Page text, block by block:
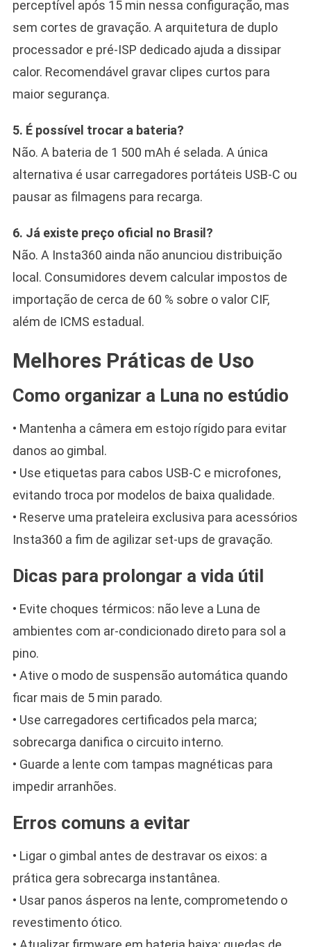
perceptível após 15 min nessa configuração, mas
sem cortes de gravação. A arquitetura de duplo
processador e pré-ISP dedicado ajuda a dissipar
calor. Recomendável gravar clipes curtos para
maior segurança.
5. É possível trocar a bateria?
Não. A bateria de 1 500 mAh é selada. A única
alternativa é usar carregadores portáteis USB-C ou
pausar as filmagens para recarga.
6. Já existe preço oficial no Brasil?
Não. A Insta360 ainda não anunciou distribuição
local. Consumidores devem calcular impostos de
importação de cerca de 60 % sobre o valor CIF,
além de ICMS estadual.
Melhores Práticas de Uso
Como organizar a Luna no estúdio
• Mantenha a câmera em estojo rígido para evitar
danos ao gimbal.
• Use etiquetas para cabos USB-C e microfones,
evitando troca por modelos de baixa qualidade.
• Reserve uma prateleira exclusiva para acessórios
Insta360 a fim de agilizar set-ups de gravação.
Dicas para prolongar a vida útil
• Evite choques térmicos: não leve a Luna de
ambientes com ar-condicionado direto para sol a
pino.
• Ative o modo de suspensão automática quando
ficar mais de 5 min parado.
• Use carregadores certificados pela marca;
sobrecarga danifica o circuito interno.
• Guarde a lente com tampas magnéticas para
impedir arranhões.
Erros comuns a evitar
• Ligar o gimbal antes de destravar os eixos: a
prática gera sobrecarga instantânea.
• Usar panos ásperos na lente, comprometendo o
revestimento ótico.